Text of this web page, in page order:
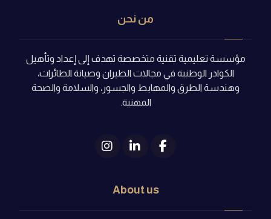
من نحن
مؤسسة تعليمية تقنية متخصصة تهدف إلى إعداد وتأهيل
الكوادر الوطنية في مجالات الطيران وصيانة الطائرات،
وهندسة الطرق والمهابط والجسور، والسلامة والصحة
المهنية.
About us